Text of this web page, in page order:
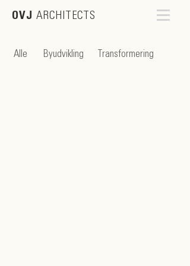
OVJ ARCHITECTS
Alle Byudvikling Transformering